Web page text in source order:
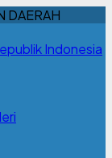
DAERAH